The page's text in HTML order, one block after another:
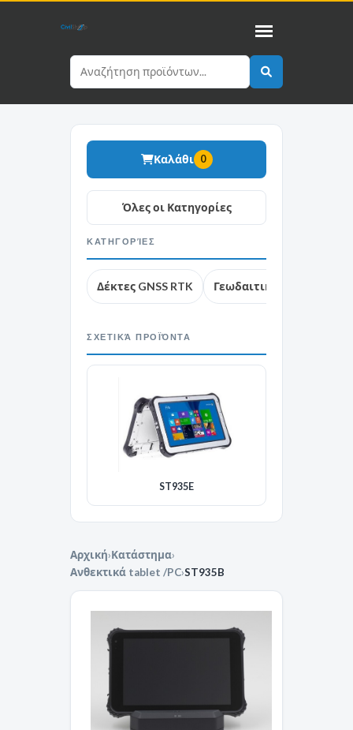
Καλάθι 0
ΚΑΤΗΓΟΡΊΕΣ
Δέκτες GNSS RTK Γεωδαιτικοί σταθμοί
ΣΧΕΤΙΚΆ ΠΡΟΪΌΝΤΑ
ST935E
Αρχική›Κατάστημα›
Ανθεκτικά tablet /PC›ST935B